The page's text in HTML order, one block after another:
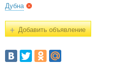
Дубна
+Добавить объявление